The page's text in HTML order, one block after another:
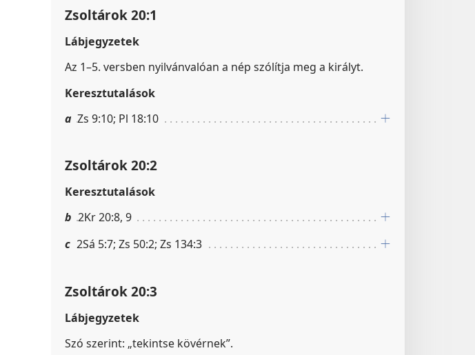
Zsoltárok 20:1
Lábjegyzetek
Az 1–5. versben nyilvánvalóan a nép szólítja meg a királyt.
Keresztutalások
a Zs 9:10; Pl 18:10
Zsoltárok 20:2
Keresztutalások
b 2Kr 20:8, 9
c 2Sá 5:7; Zs 50:2; Zs 134:3
Zsoltárok 20:3
Lábjegyzetek
Szó szerint: „tekintse kövérnek”.